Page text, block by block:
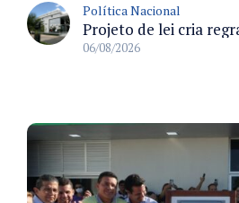
Política Nacional
06/08/2026